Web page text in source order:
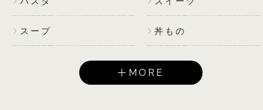
スープ 丼もの
MORE